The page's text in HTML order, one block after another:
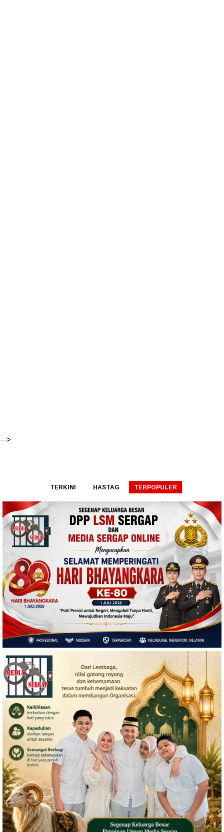
-->
TERKINI HASTAG TERPOPULER